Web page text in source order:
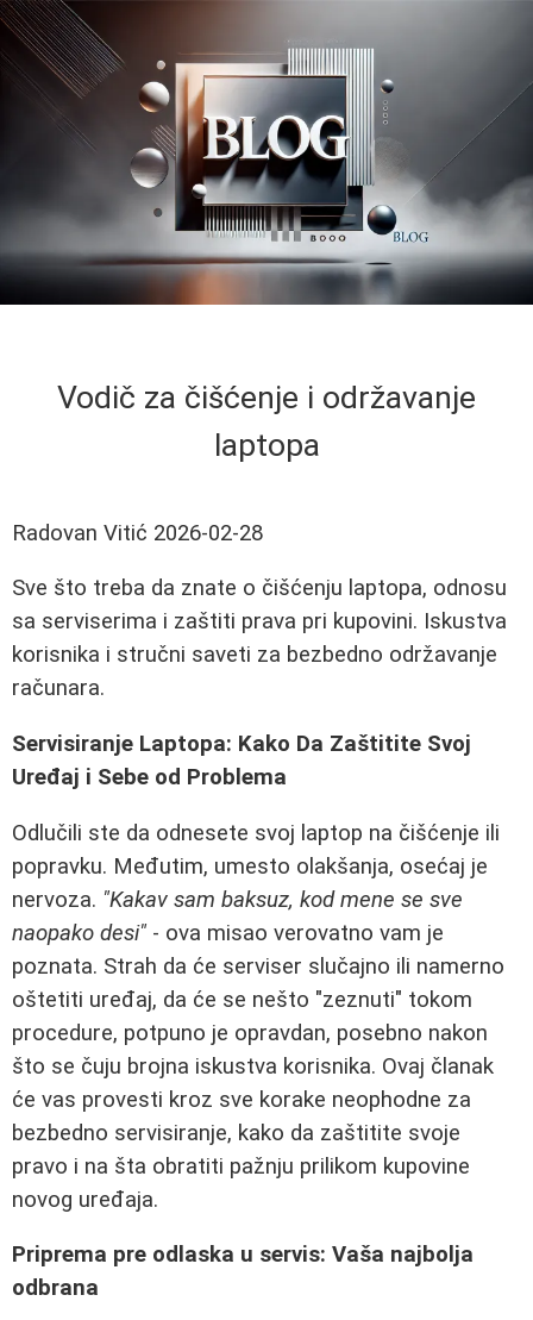
Vodič za čišćenje i održavanje
laptopa
Radovan Vitić 2026-02-28
Sve što treba da znate o čišćenju laptopa, odnosu
sa serviserima i zaštiti prava pri kupovini. Iskustva
korisnika i stručni saveti za bezbedno održavanje
računara.
Servisiranje Laptopa: Kako Da Zaštitite Svoj
Uređaj i Sebe od Problema
Odlučili ste da odnesete svoj laptop na čišćenje ili
popravku. Međutim, umesto olakšanja, osećaj je
nervoza. "Kakav sam baksuz, kod mene se sve
naopako desi" - ova misao verovatno vam je
poznata. Strah da će serviser slučajno ili namerno
oštetiti uređaj, da će se nešto "zeznuti" tokom
procedure, potpuno je opravdan, posebno nakon
što se čuju brojna iskustva korisnika. Ovaj članak
će vas provesti kroz sve korake neophodne za
bezbedno servisiranje, kako da zaštitite svoje
pravo i na šta obratiti pažnju prilikom kupovine
novog uređaja.
Priprema pre odlaska u servis: Vaša najbolja
odbrana